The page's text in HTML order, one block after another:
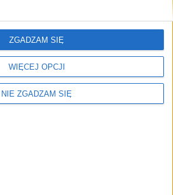
WIĘCEJ OPCJI
NIE ZGADZAM SIĘ
ZGADZAM SIĘ